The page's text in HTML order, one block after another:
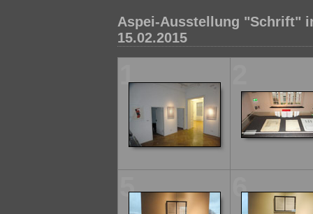
Aspei-Ausstellung "Schrift"
15.02.2015
1
5 6